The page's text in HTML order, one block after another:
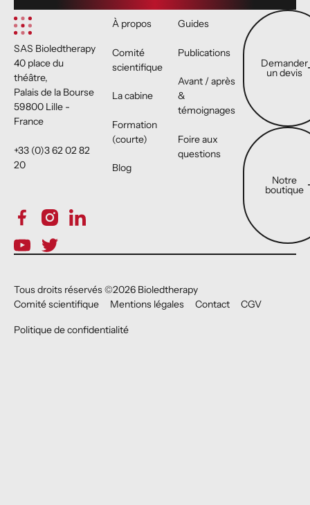
SAS Bioledtherapy
40 place du
théâtre,
Palais de la Bourse
59800 Lille -
France
+33 (0)3 62 02 82
20
À propos
Comité
scientifique
La cabine
Formation
(courte)
Blog
Guides
Publications
Avant / après
&
témoignages
Foire aux
questions
Demander un
Demander
un devis
Notre
Notre
boutique
Tous droits réservés ©2026 Bioledtherapy
Comité scientifique
Mentions légales Contact CGV
Politique de confidentialité